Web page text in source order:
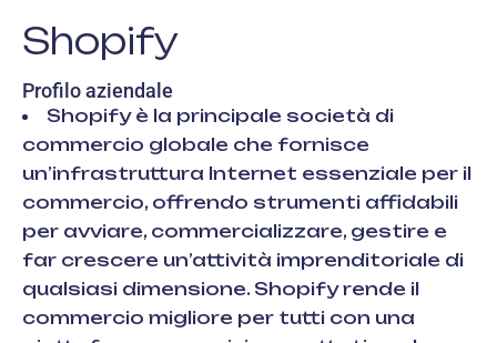
Shopify
Profilo aziendale
Shopify è la principale società di
commercio globale che fornisce
un’infrastruttura Internet essenziale per il
commercio, offrendo strumenti affidabili
per avviare, commercializzare, gestire e
far crescere un’attività imprenditoriale di
qualsiasi dimensione. Shopify rende il
commercio migliore per tutti con una